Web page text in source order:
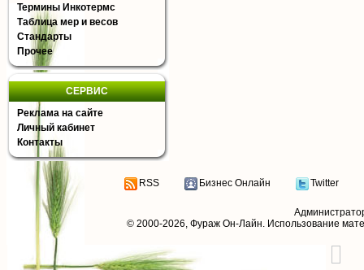
Термины Инкотермс
Таблица мер и весов
Стандарты
Прочее
СЕРВИС
Реклама на сайте
Личный кабинет
Контакты
RSS Бизнес Онлайн Twitter
© 2000-2026, Фураж Он-Лайн. Использование